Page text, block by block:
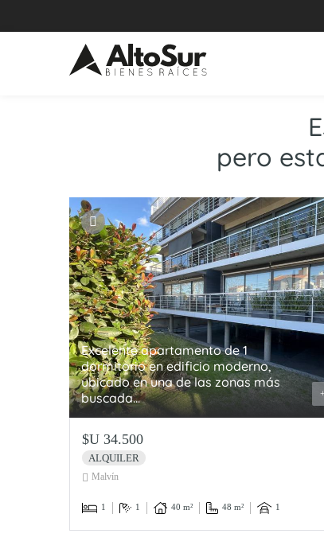
pero
Excelente apartamento de 1
dormitorio en edificio moderno,
ubicado en una de las zonas más
buscada...
$U 34.500
ALQUILER
Malvín
1 1 40 m² 48 m² 1